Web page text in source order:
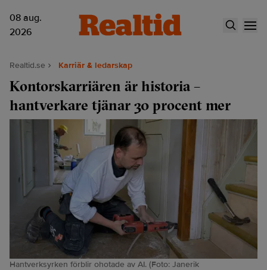
08 aug.
2026
Realtid.se Karriär & ledarskap
Kontorskarriären är historia –
hantverkare tjänar 30 procent mer
Hantverksyrken förblir ohotade av AI. (Foto: Janerik